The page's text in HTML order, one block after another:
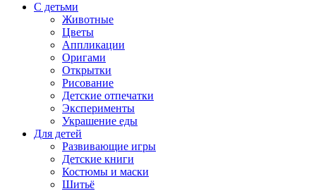
С детьми
Животные
Цветы
Аппликации
Оригами
Открытки
Рисование
Детские отпечатки
Эксперименты
Украшение еды
Для детей
Развивающие игры
Детские книги
Костюмы и маски
Шитьё